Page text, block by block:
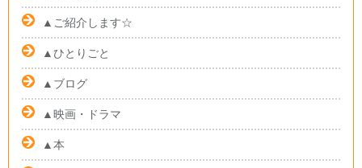
▲ご紹介します☆
▲ひとりごと
▲ブログ
▲映画・ドラマ
▲本